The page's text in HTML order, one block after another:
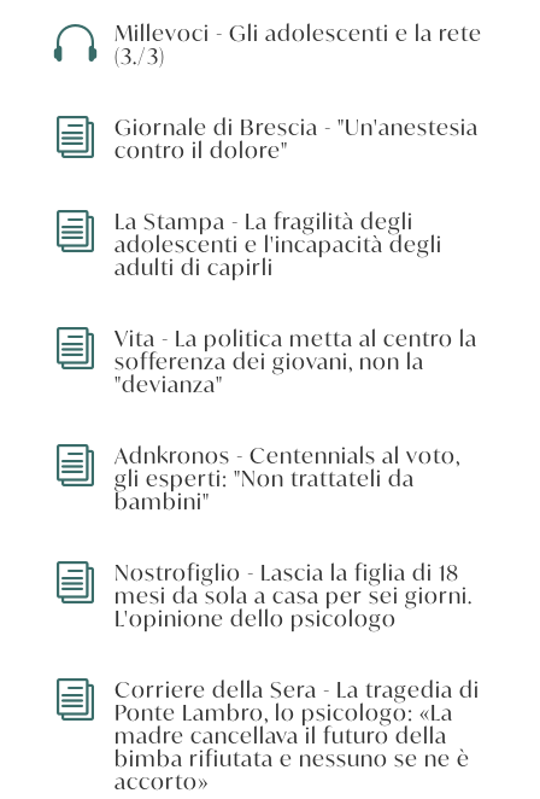
 Millevoci - Gli adolescenti e la rete
(3./3)
i Giornale di Brescia - "Un'anestesia
contro il dolore"
i La Stampa - La fragilità degli
adolescenti e l'incapacità degli
adulti di capirli
i Vita - La politica metta al centro la
sofferenza dei giovani, non la
"devianza"
i Adnkronos - Centennials al voto,
gli esperti: "Non trattateli da
bambini"
i Nostrofiglio - Lascia la figlia di 18
mesi da sola a casa per sei giorni.
L'opinione dello psicologo
i Corriere della Sera - La tragedia di
Ponte Lambro, lo psicologo: «La
madre cancellava il futuro della
bimba rifiutata e nessuno se ne è
accorto»